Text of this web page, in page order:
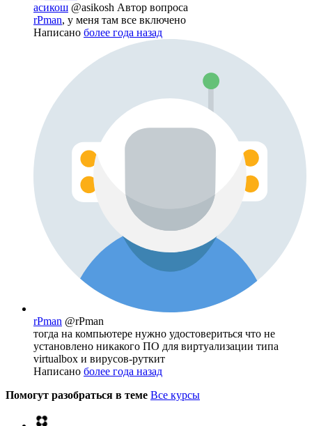
асикош @asikosh Автор вопроса
rPman, у меня там все включено
Написано более года назад
rPman @rPman
тогда на компьютере нужно удостовериться что не
установлено никакого ПО для виртуализации типа
virtualbox и вирусов-руткит
Написано более года назад
Помогут разобраться в теме Все курсы